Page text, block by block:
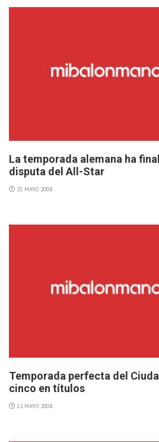
La temporada alemana ha
disputa del All-Star
21 MAYO 2008
Temporada perfecta del
cinco en títulos
12 MAYO 2008